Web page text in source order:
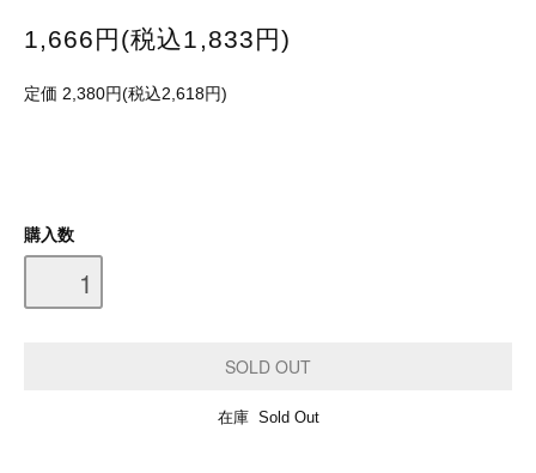
1,666円(税込1,833円)
定価 2,380円(税込2,618円)
購入数
在庫 Sold Out